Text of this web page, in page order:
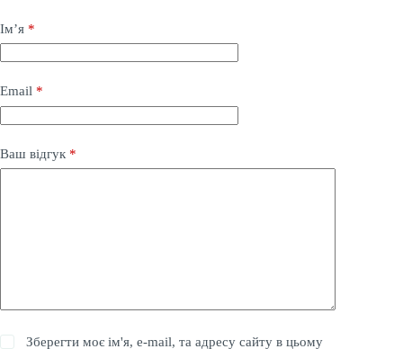
Ім’я *
Email *
Ваш відгук *
Зберегти моє ім'я, e-mail, та адресу сайту в цьому